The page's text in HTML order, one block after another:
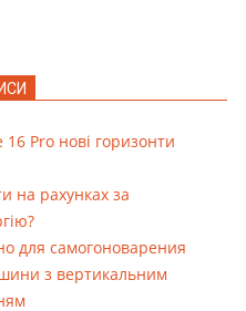
Pro нові горизонти
на рахунках за
для самогоноварения
з вертикальним